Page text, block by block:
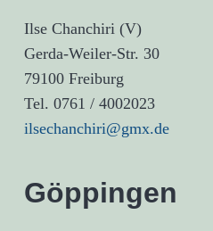
Ilse Chanchiri (V)
Gerda-Weiler-Str. 30
79100 Freiburg
Tel. 0761 / 4002023
ilsechanchiri@gmx.de
Göppingen